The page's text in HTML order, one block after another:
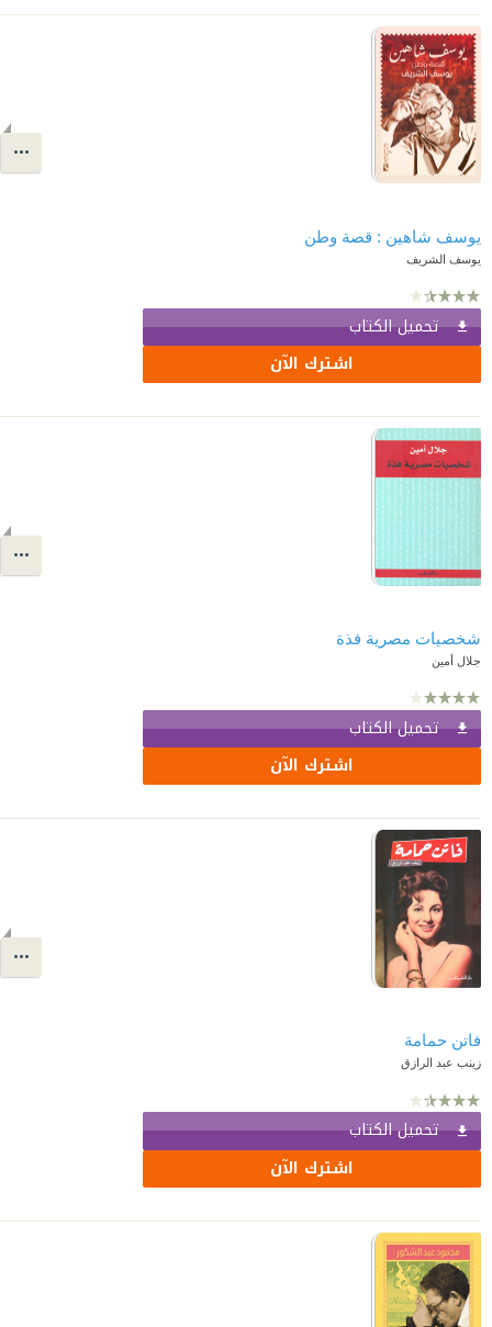
يوسف شاهين : قصة وطن
يوسف الشريف
تحميل الكتاب
اشترك الآن
شخصيات مصرية فذة
جلال أمين
تحميل الكتاب
اشترك الآن
فاتن حمامة
زينب عبد الرازق
تحميل الكتاب
اشترك الآن